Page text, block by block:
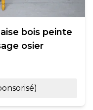
bois peinte
osier